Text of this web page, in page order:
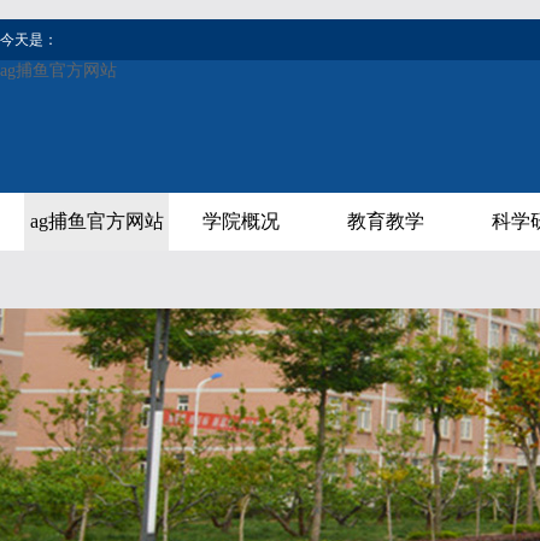
今天是：
ag捕鱼官方网站
ag捕鱼官方网站 学院概况 教育教学 科学